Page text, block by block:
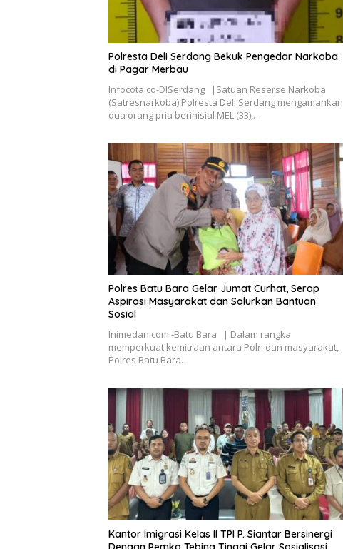
Polresta Deli Serdang Bekuk Pengedar Narkoba
di Pagar Merbau
Infocota.co-D!Serdang |Satuan Reserse Narkoba
(Satresnarkoba) Polresta Deli Serdang mengamankan
dua orang pria berinisial MEL (33),…
Polres Batu Bara Gelar Jumat Curhat, Serap
Aspirasi Masyarakat dan Salurkan Bantuan
Sosial
Inimedan.com -Batu Bara | Dalam rangka
memperkuat kemitraan antara Polri dan masyarakat,
Polres Batu Bara…
Kantor Imigrasi Kelas II TPI P. Siantar Bersinergi